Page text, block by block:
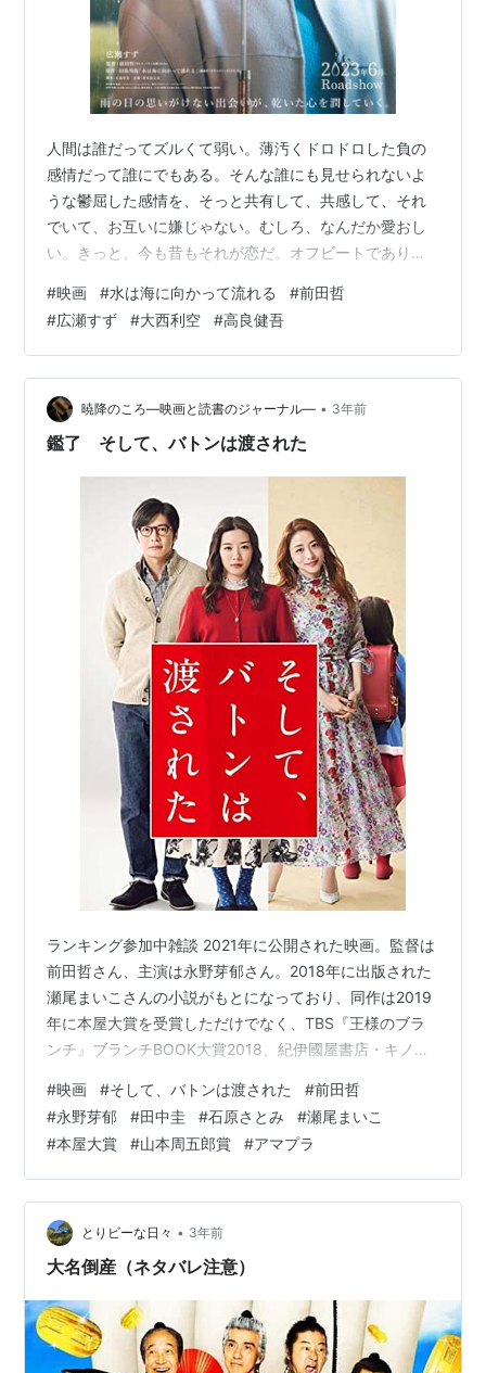
人間は誰だってズルくて弱い。薄汚くドロドロした負の
感情だって誰にでもある。そんな誰にも見せられないよ
うな鬱屈した感情を、そっと共有して、共感して、それ
でいて、お互いに嫌じゃない。むしろ、なんだか愛おし
い。きっと、今も昔もそれが恋だ。オフビートでありな
てのも出来すぎ。令和の青春映画もいいね。 映画『水は
海に向かって流れる』公式サイト
#映画 #水は海に向かって流れる #前田哲
#広瀬すず #大西利空 #高良健吾
暁降のころ―映画と読書のジャーナル― • 3年前
鑑了 そして、バトンは渡された
ランキング参加中雑談 2021年に公開された映画。監督は
前田哲さん、主演は永野芽郁さん。2018年に出版された
瀬尾まいこさんの小説がもとになっており、同作は2019
年に本屋大賞を受賞しただけでなく、TBS『王様のブラ
ンチ』ブランチBOOK大賞2018、紀伊國屋書店・キノベ
本周五郎賞で候補に選ばれていることを、映画を見終わ
った後に知りました。 wwws.warnerbros.co.jp アマプラ
の「あなたへのお勧め」っぽいところにあがっていたの
で、ウォッチリストに登録していました。それを先週、
会社の通勤中に２日かかりで鑑賞。 以下、あらす…
#映画 #そして、バトンは渡された #前田哲
#永野芽郁 #田中圭 #石原さとみ #瀬尾まいこ
#本屋大賞 #山本周五郎賞 #アマプラ
とりビーな日々 • 3年前
大名倒産（ネタバレ注意）